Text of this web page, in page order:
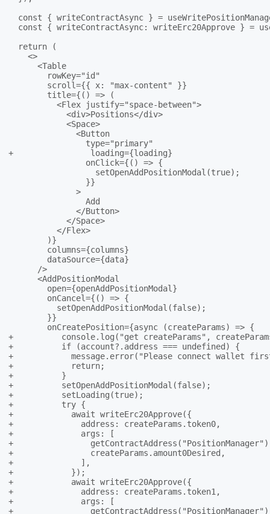
const { writeContractAsync } =
const { writeContractAsync: writeErc20Approve } =
  return (
    <>
      <Table
        rowKey="id"
        scroll={{ x: "max-content" }}
        title={() => (
          <Flex justify="space-between">
            <div>Positions</div>
            <Space>
              <Button
                type="primary"
+                loading={loading}
                onClick={() => {
                  setOpenAddPositionModal(true);
                }}
              >
                Add
              </Button>
            </Space>
          </Flex>
        )}
        columns={columns}
        dataSource={data}
      />
      <AddPositionModal
        open={openAddPositionModal}
        onCancel={() => {
          setOpenAddPositionModal(false);
        }}
        onCreatePosition={async (createParams) => {
+          console.log("get createParams",
+          if (account?.address === undefined) {
+            message.error("Please connect wallet
+            return;
+          }
+          setOpenAddPositionModal(false);
+          setLoading(true);
+          try {
+            await writeErc20Approve({
+              address: createParams.token0,
+              args: [
+
+                createParams.amount0Desired,
+              ],
+            });
+            await writeErc20Approve({
+              address: createParams.token1,
+              args: [
+